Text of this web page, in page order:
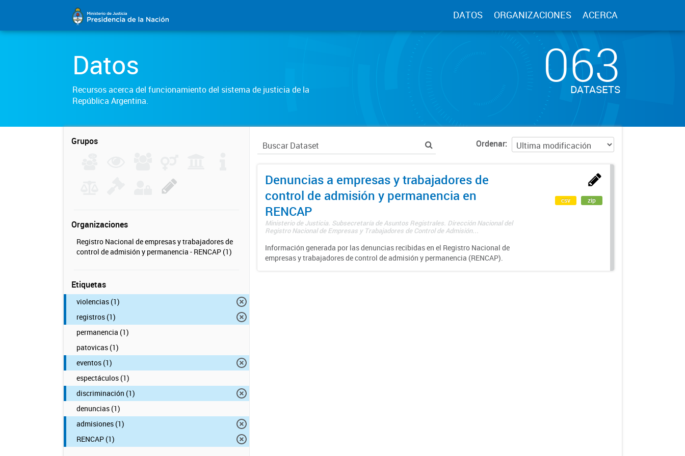
DATOS ORGANIZACIONES ACERCA
Datos
Recursos acerca del funcionamiento del sistema de justicia de la
República Argentina.
063
DATASETS
Grupos
Organizaciones
Registro Nacional de empresas y trabajadores de
control de admisión y permanencia - RENCAP (1)
Etiquetas
violencias (1)
registros (1)
permanencia (1)
patovicas (1)
eventos (1)
espectáculos (1)
discriminación (1)
denuncias (1)
admisiones (1)
RENCAP (1)
Ordenar
Denuncias a empresas y trabajadores de
control de admisión y permanencia en
RENCAP
Ministerio de Justicia. Subsecretaría de Asuntos Registrales. Dirección Nacional del
Registro Nacional de Empresas y Trabajadores de Control de Admisión...
Información generada por las denuncias recibidas en el Registro Nacional de
empresas y trabajadores de control de admisión y permanencia (RENCAP).
csv zip